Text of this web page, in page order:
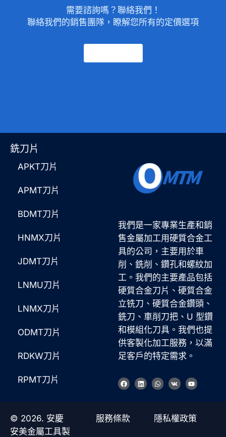
需要諮詢嗎？聯絡我們！
聯絡我們的銷售團隊，瞭解您所有的定價選項
我們是一家專業生產和銷
售金屬加工用硬質合金工
具的公司，主要用於車
削、銑削、鑽孔和螺紋加
工。我們的主要產品包括
硬質合金刀片、硬質合金
立铣刀、硬質合金鑽頭、
銑刀、車削刀把、U 型鑽
和模組化刀具。我們也提
供客製化加工服務，以滿
足客戶的特定需求。
臉
書
L
i
W
h
a
p
V
k
Y
o
b
e
銑刀片
APKT刀片
APMT刀片
BDMT刀片
HNMX刀片
JDMT刀片
LNMU刀片
LNMX刀片
ODMT刀片
RDKW刀片
RPMT刀片
© 2026. 安慶
安美金屬工具製
服務條款 隱私權政策